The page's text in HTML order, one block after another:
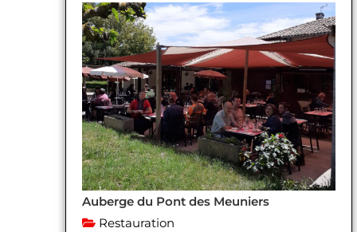
Auberge du Pont des Meuniers
Restauration